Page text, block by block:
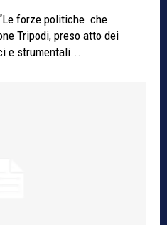
Tripodi, preso atto dei
e strumentali...